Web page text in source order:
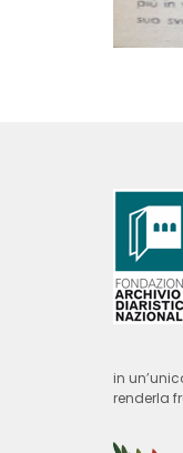
in
renderla